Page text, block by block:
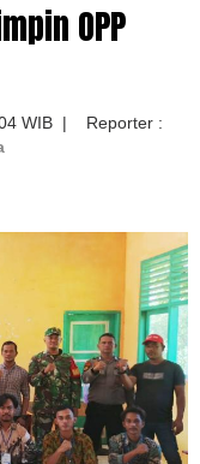
OPP
WIB | Reporter :